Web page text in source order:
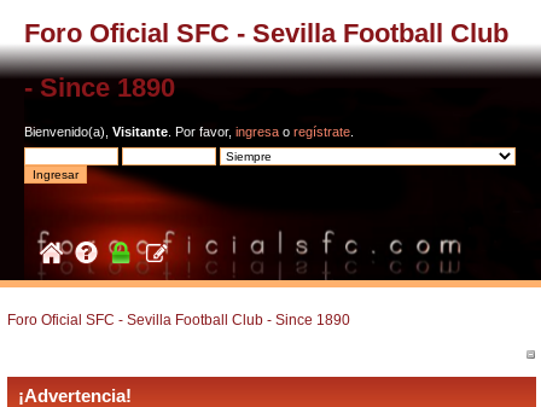
Foro Oficial SFC - Sevilla Football Club
- Since 1890
Bienvenido(a), Visitante . Por favor, ingresa o regístrate
Foro Oficial SFC - Sevilla Football Club - Since 1890
¡Advertencia!